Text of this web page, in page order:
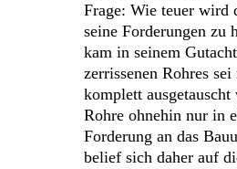
Frage: Wie teuer wird
seine Forderungen zu
kam in seinem
zerrissenen Rohres
komplett
Rohre ohnehin nur in
Forderung an das
belief sich daher auf